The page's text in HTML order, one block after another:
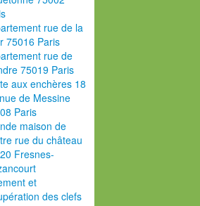
rue de la
75016 Paris
rue de
75019 Paris
aux enchères 18
de Messine
Paris
maison de
rue du château
Fresnes-
et
des clefs